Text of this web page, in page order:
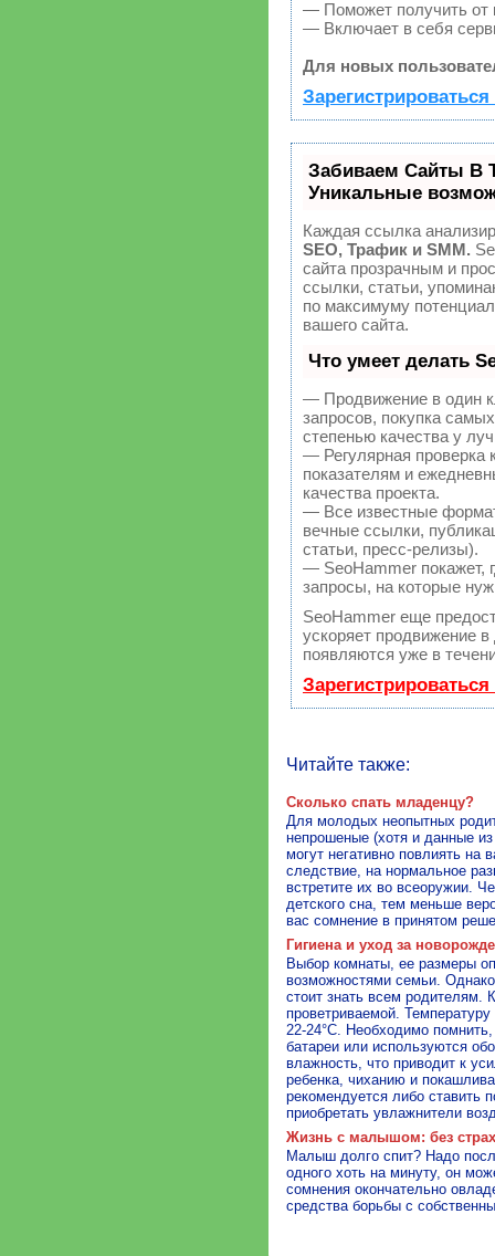
— Поможет получить от
— Включает в себя
Для новых
Забиваем Сайты
Уникальные
Каждая ссылка
SEO, Трафик и SMM.
сайта прозрачным и
ссылки, статьи,
по максимуму
вашего сайта.
Что умеет делать
— Продвижение в один
запросов, покупка
степенью качества у
— Регулярная проверка
показателям и
качества проекта.
— Все известные
вечные ссылки,
статьи, пресс-релизы).
— SeoHammer покажет,
запросы, на которые
SeoHammer еще
ускоряет продвижение
появляются уже в
Читайте также:
Сколько спать младенцу?
Для молодых неопытных
непрошеные (хотя и данные
могут негативно повлиять на
следствие, на нормальное
встретите их во всеоружии.
детского сна, тем меньше
вас сомнение в принятом
Гигиена и уход за
Выбор комнаты, ее размеры
возможностями семьи.
стоит знать всем родителям.
проветриваемой.
22-24°С. Необходимо
батареи или используются
влажность, что приводит к
ребенка, чиханию и
рекомендуется либо ставить
приобретать увлажнители
Жизнь с малышом: без
Малыш долго спит? Надо
одного хоть на минуту, он
сомнения окончательно
средства борьбы с